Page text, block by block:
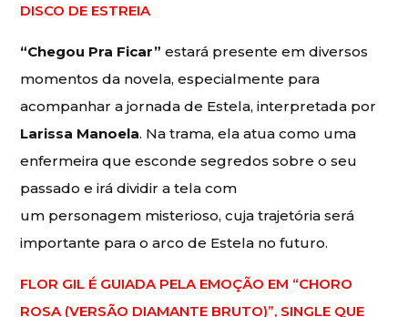
DISCO DE ESTREIA
“Chegou Pra Ficar” estará presente em diversos
momentos da novela, especialmente para
acompanhar a jornada de Estela, interpretada por
Larissa Manoela. Na trama, ela atua como uma
enfermeira que esconde segredos sobre o seu
passado e irá dividir a tela com
um personagem misterioso, cuja trajetória será
importante para o arco de Estela no futuro.
FLOR GIL É GUIADA PELA EMOÇÃO EM “CHORO
ROSA (VERSÃO DIAMANTE BRUTO)”, SINGLE QUE